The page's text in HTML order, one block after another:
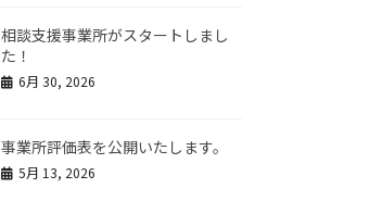
相談支援事業所がスタートしまし
た！
6月 30, 2026
事業所評価表を公開いたします。
5月 13, 2026